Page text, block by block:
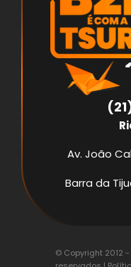
Av. João
Barra da
© Copyright 2012